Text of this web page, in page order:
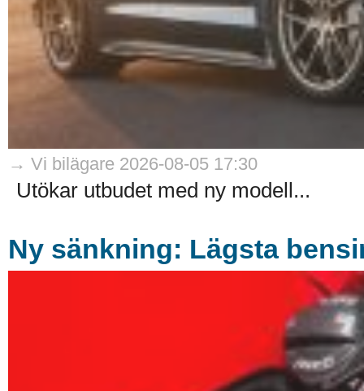
→ Vi bilägare 2026-08-05 17:30
Utökar utbudet med ny modell...
Ny sänkning: Lägsta